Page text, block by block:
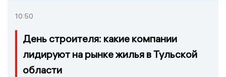
10:50
День строителя: какие компании
лидируют на рынке жилья в Тульской
области